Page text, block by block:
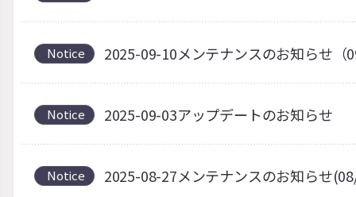
Notice 2025-09-10メンテナンスのお知らせ（
Notice 2025-09-03アップデートのお知らせ
Notice 2025-08-27メンテナンスのお知らせ